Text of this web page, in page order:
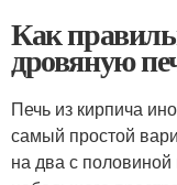
Как
дровяную
Печь из кирпича
самый простой
на два с половиной